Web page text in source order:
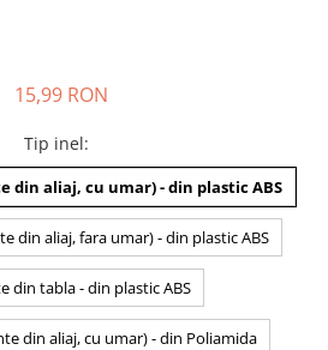
15,99 RON
Tip inel:
din aliaj, cu umar) - din plastic ABS
din aliaj, fara umar) - din plastic ABS
din tabla - din plastic ABS
din aliaj, cu umar) - din Poliamida